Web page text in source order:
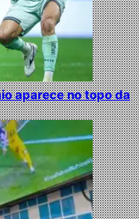
aparece no topo da